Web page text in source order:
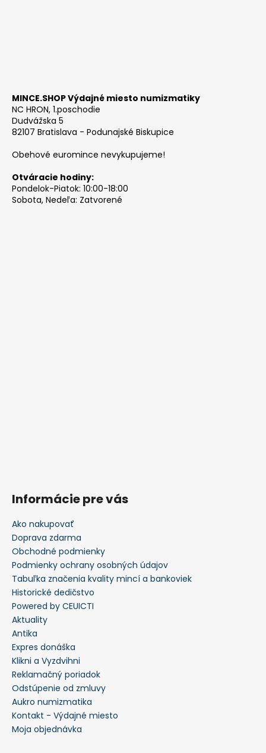
MINCE.SHOP Výdajné miesto numizmatiky
NC HRON, 1.poschodie
Dudvážska 5
82107 Bratislava - Podunajské Biskupice
Obehové euromince nevykupujeme!
Otváracie hodiny:
Pondelok-Piatok: 10:00-18:00
Sobota, Nedeľa: Zatvorené
Informácie pre vás
Ako nakupovať
Doprava zdarma
Obchodné podmienky
Podmienky ochrany osobných údajov
Tabuľka značenia kvality mincí a bankoviek
Historické dedičstvo
Powered by CEUICTI
Aktuality
Antika
Expres donáška
Klikni a Vyzdvihni
Reklamačný poriadok
Odstúpenie od zmluvy
Aukro numizmatika
Kontakt - Výdajné miesto
Moja objednávka